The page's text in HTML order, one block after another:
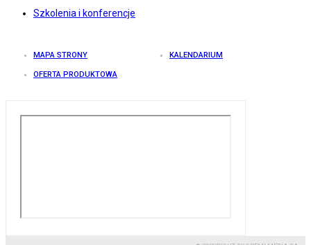
Szkolenia i konferencje
MAPA STRONY KALENDARIUM
OFERTA PRODUKTOWA